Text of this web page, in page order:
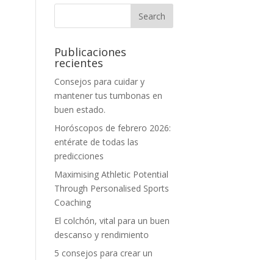
Publicaciones
recientes
Consejos para cuidar y
mantener tus tumbonas en
buen estado.
Horóscopos de febrero 2026:
entérate de todas las
predicciones
Maximising Athletic Potential
Through Personalised Sports
Coaching
El colchón, vital para un buen
descanso y rendimiento
5 consejos para crear un